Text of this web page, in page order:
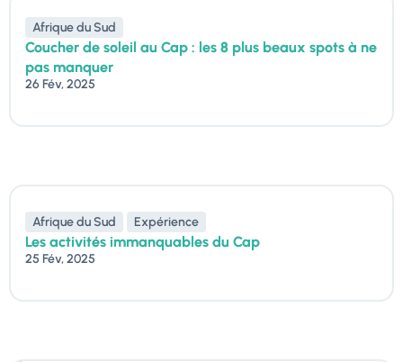
Afrique du Sud
Coucher de soleil au Cap : les 8 plus beaux spots à ne
pas manquer
26 Fév, 2025
Afrique du Sud Expérience
Les activités immanquables du Cap
25 Fév, 2025